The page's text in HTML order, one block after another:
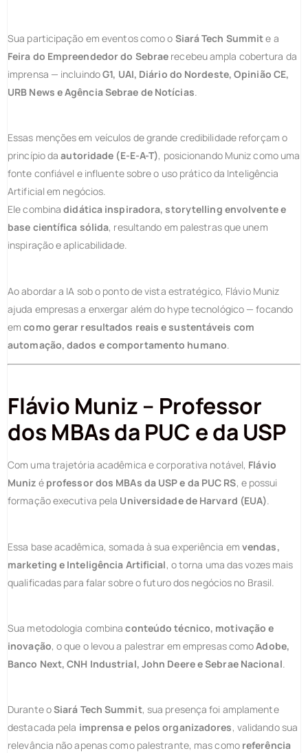
Sua participação em eventos como o Siará Tech Summite a
Feira do Empreendedor do Sebrae recebeu ampla cobertura da
imprensa — incluindoG1, UAI, Diário do Nordeste, Opinião CE,
URB News e Agência Sebrae de Notícias.
Essas menções em veículos de grande credibilidade reforçam o
princípio daautoridade (E-E-A-T), posicionando Muniz como uma
fonte confiável e influente sobre o uso prático da Inteligência
Artificial em negócios.
Ele combinadidática inspiradora, storytelling envolvente e
base científica sólida, resultando em palestras que unem
inspiração e aplicabilidade.
Ao abordar a IA sob o ponto de vista estratégico, Flávio Muniz
ajuda empresas a enxergar além do hype tecnológico — focando
emcomo gerar resultados reais e sustentáveis com
automação, dados e comportamento humano
Flávio Muniz – Professor
dos MBAs da PUC e da USP
Com uma trajetória acadêmica e corporativa notável, Flávio
Muniz é professor dos MBAs da USP e da PUC RS, e possui
formação executiva pela Universidade de Harvard (EUA).
Essa base acadêmica, somada à sua experiência em vendas,
marketing e Inteligência Artificial, o torna uma das vozes mais
qualificadas para falar sobre o futuro dos negócios no Brasil.
Sua metodologia combinaconteúdo técnico, motivação e
inovação, o que o levou a palestrar em empresas comoAdobe,
Banco Next, CNH Industrial, John Deere e Sebrae Nacional.
Durante oSiará Tech Summit, sua presença foi amplamente
destacada pela imprensa e pelos organizadores, validando sua
relevância não apenas como palestrante, mas como referência